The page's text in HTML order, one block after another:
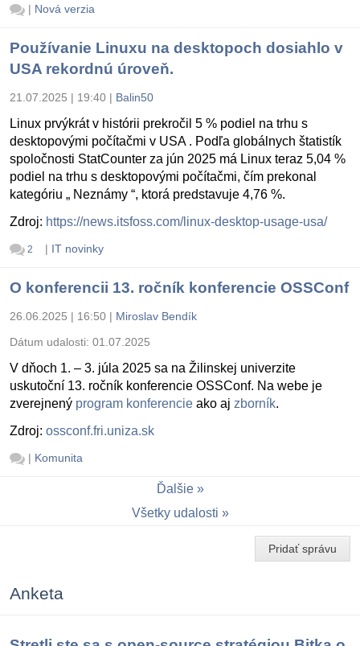
| Nová verzia
Používanie Linuxu na desktopoch dosiahlo v
USA rekordnú úroveň.
21.07.2025 | 19:40 | Balin50
Linux prvýkrát v histórii prekročil 5 % podiel na trhu s
desktopovými počítačmi v USA . Podľa globálnych štatistík
spoločnosti StatCounter za jún 2025 má Linux teraz 5,04 %
podiel na trhu s desktopovými počítačmi, čím prekonal
kategóriu „ Neznámy “, ktorá predstavuje 4,76 %.
Zdroj: https://news.itsfoss.com/linux-desktop-usage-usa/
2 | IT novinky
O konferencii 13. ročník konferencie OSSConf
26.06.2025 | 16:50 | Miroslav Bendík
Dátum udalosti: 01.07.2025
V dňoch 1. – 3. júla 2025 sa na Žilinskej univerzite
uskutoční 13. ročník konferencie OSSConf. Na webe je
zverejnený program konferencie ako aj zborník.
Zdroj: ossconf.fri.uniza.sk
| Komunita
Ďalšie
Všetky udalosti
Pridať správu
Anketa